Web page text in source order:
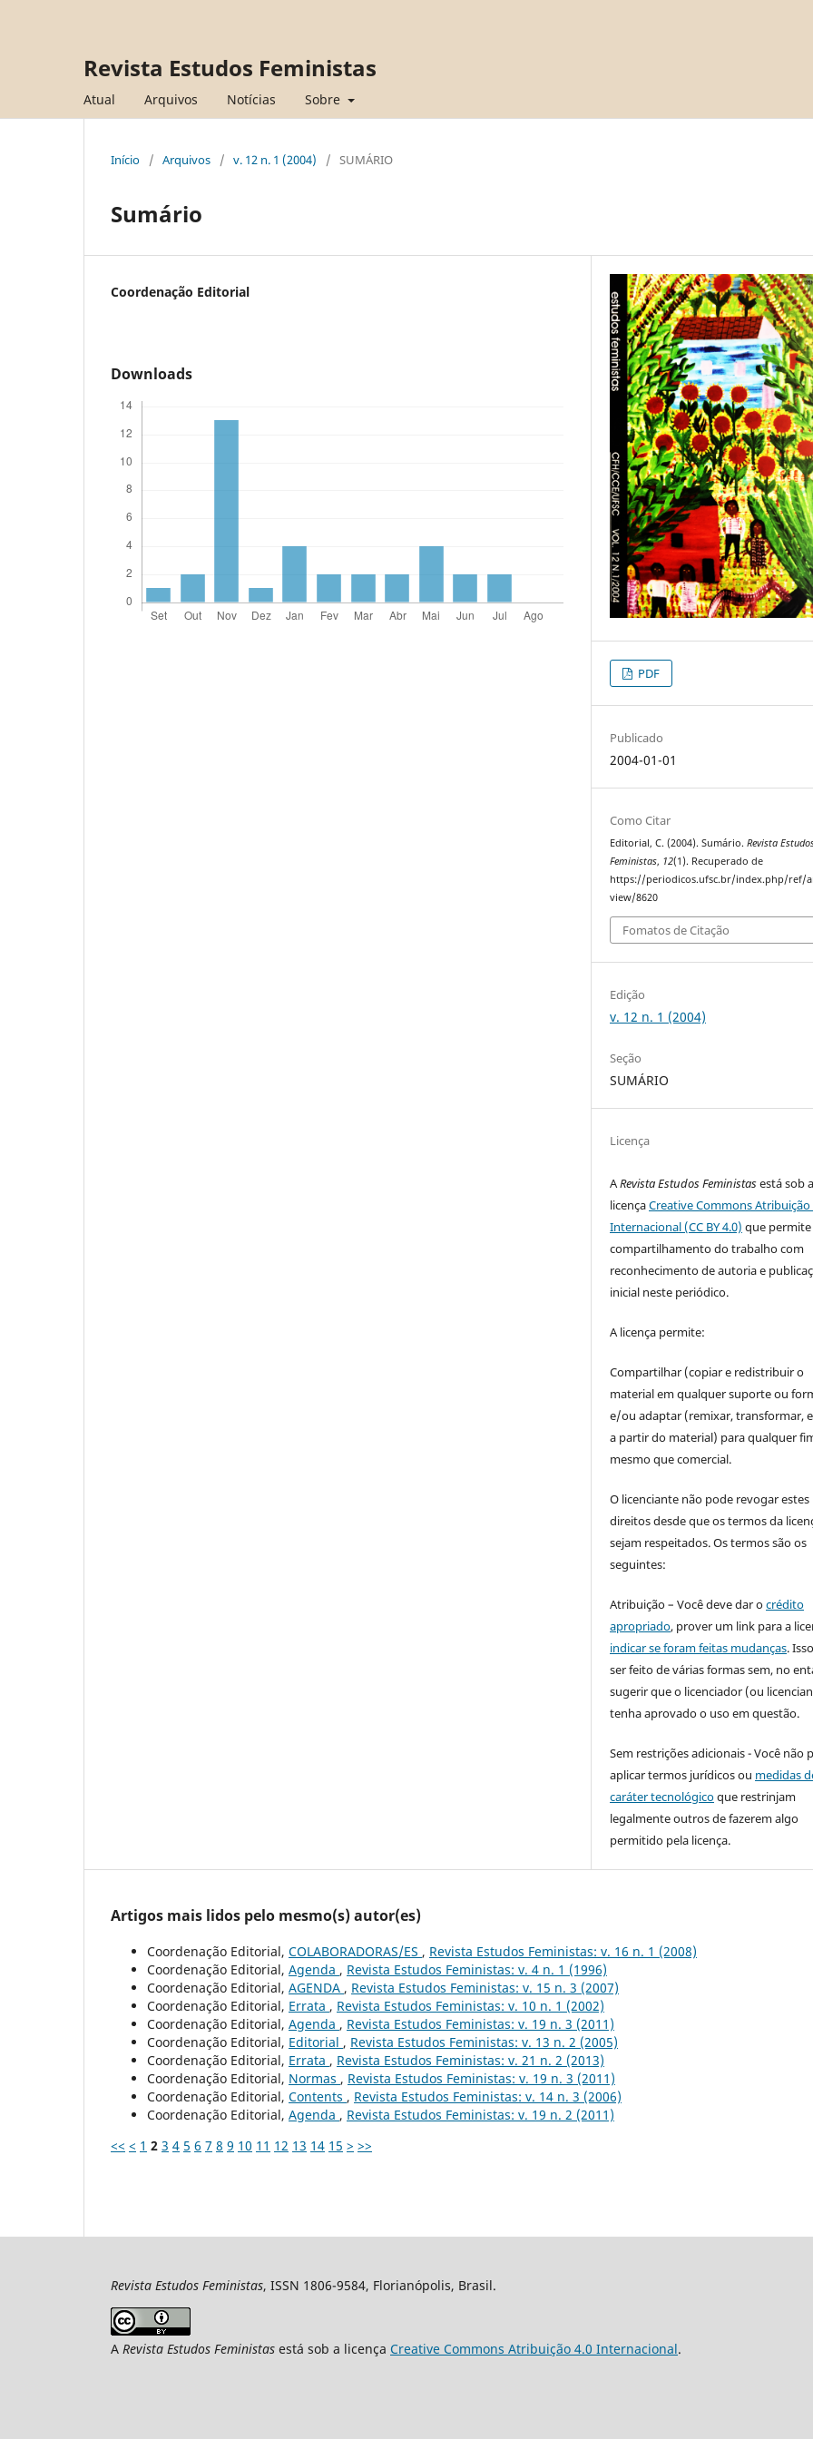
Revista Estudos Feministas
Atual Arquivos Notícias Sobre
Início / Arquivos / v. 12 n. 1 (2004) / SUMÁRIO
Sumário
Coordenação Editorial
Downloads
PDF
Publicado
2004-01-01
Como Citar
Editorial, C. (2004). Sumário.Revista
Feministas, 12(1). Recuperado de
https://periodicos.ufsc.br/index.php/ref/
view/8620
Fomatos de Citação
Edição
v. 12 n. 1 (2004)
Seção
SUMÁRIO
Licença
ARevista Estudos Feministasestá sob a
licençaCreative Commons Atribuição
Internacional (CC BY 4.0) que
compartilhamento do trabalho com
reconhecimento de autoria e
inicial neste periódico.
A licença permite:
Compartilhar (copiar e redistribuir o
material em qualquer suporte ou
e/ou adaptar (remixar, transformar,
a partir do material) para qualquer
mesmo que comercial.
O licenciante não pode revogar estes
direitos desde que os termos da
sejam respeitados. Os termos são os
seguintes:
Atribuição – Você deve dar ocrédito
apropriado, prover um link para a
indicar se foram feitas mudanças.
ser feito de várias formas sem, no
sugerir que o licenciador (ou
tenha aprovado o uso em questão.
Sem restrições adicionais - Você não
aplicar termos jurídicos ou medidas
caráter tecnológicoque restrinjam
legalmente outros de fazerem algo
permitido pela licença.
Artigos mais lidos pelo mesmo(s) autor(es)
Coordenação Editorial, COLABORADORAS/ES , Revista Estudos Feministas: v. 16 n. 1 (2008)
Coordenação Editorial, Agenda , Revista Estudos Feministas: v. 4 n. 1 (1996)
Coordenação Editorial, AGENDA , Revista Estudos Feministas: v. 15 n. 3 (2007)
Coordenação Editorial, Errata , Revista Estudos Feministas: v. 10 n. 1 (2002)
Coordenação Editorial, Agenda , Revista Estudos Feministas: v. 19 n. 3 (2011)
Coordenação Editorial, Editorial , Revista Estudos Feministas: v. 13 n. 2 (2005)
Coordenação Editorial, Errata , Revista Estudos Feministas: v. 21 n. 2 (2013)
Coordenação Editorial, Normas , Revista Estudos Feministas: v. 19 n. 3 (2011)
Coordenação Editorial, Contents , Revista Estudos Feministas: v. 14 n. 3 (2006)
Coordenação Editorial, Agenda , Revista Estudos Feministas: v. 19 n. 2 (2011)
<< < 1 2 3 4 5 6 7 8 9 10 11 12 13 14 15 > >>
Revista Estudos Feministas, ISSN 1806-9584, Florianópolis, Brasil.
A Revista Estudos Feministas está sob a licença Creative Commons Atribuição 4.0 Internacional.